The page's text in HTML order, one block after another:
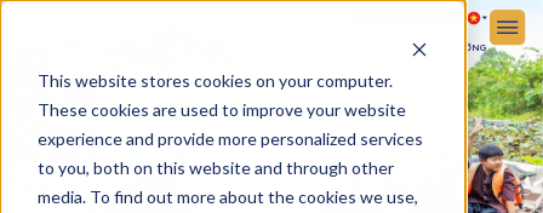
This website stores cookies on your computer.
These cookies are used to improve your website
experience and provide more personalized services
to you, both on this website and through other
media. To find out more about the cookies we use,
CUỘC SỐNG HỌC ĐƯỜNG